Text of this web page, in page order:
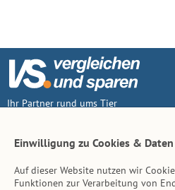
Ihr Partner rund ums Tier
Inhalt
Einwilligung zu Cookies & Daten
Auf dieser Website nutzen wir
Funktionen zur Verarbeitung von